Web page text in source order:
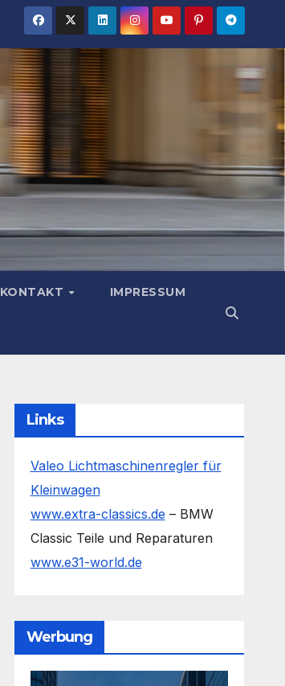
KONTAKT IMPRESSUM
Links
Valeo Lichtmaschinenregler für
Kleinwagen
www.extra-classics.de – BMW
Classic Teile und Reparaturen
www.e31-world.de
Werbung